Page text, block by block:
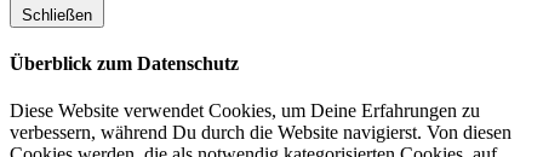
Schließen
Überblick zum Datenschutz
Diese Website verwendet Cookies, um Deine Erfahrungen zu
verbessern, während Du durch die Website navigierst. Von diesen